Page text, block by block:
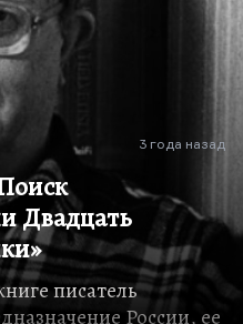
3 года назад
Двадцать
писатель
России, ее